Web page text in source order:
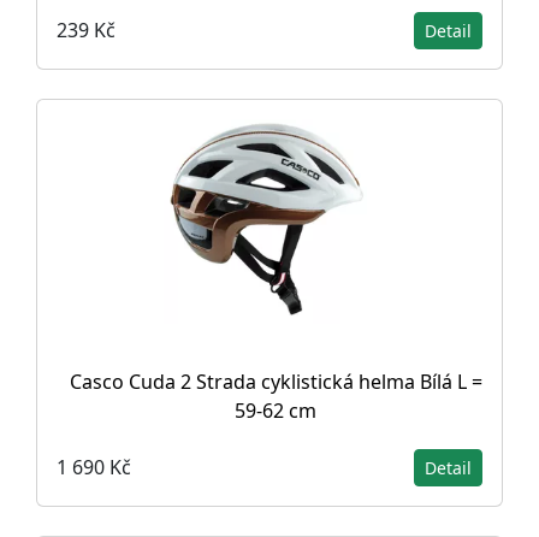
239 Kč Detail
Casco Cuda 2 Strada cyklistická helma Bílá L =
59-62 cm
1 690 Kč Detail